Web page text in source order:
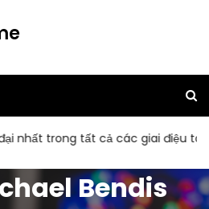
tất cả các giai điệu tôn vinh
Bendis